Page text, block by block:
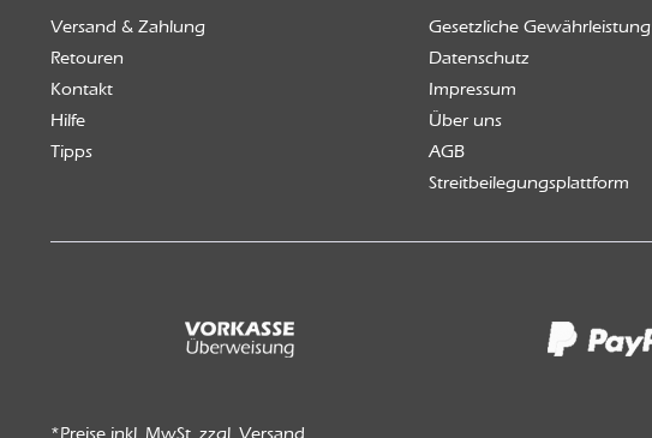
Versand & Zahlung
Retouren
Kontakt
Hilfe
Tipps
Gesetzliche Gewährleistung
Datenschutz
Impressum
Über uns
AGB
Streitbeilegungsplattform
*Preise inkl. MwSt. zzgl. Versand